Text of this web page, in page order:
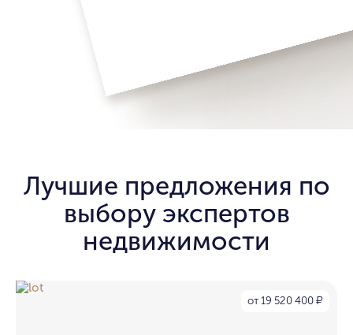
Лучшие предложения по
выбору экспертов
недвижимости
от 19 520 400 ₽